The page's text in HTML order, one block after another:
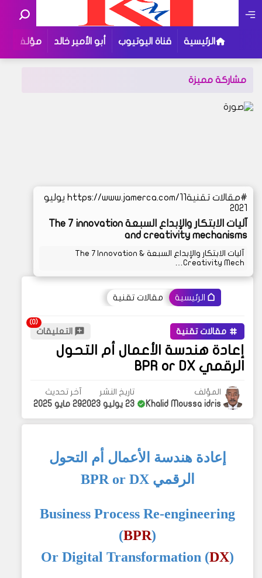
الرئيسية قناة اليوتيوب أبو الأمير خالد مؤلفاتي
مشاركة مميزة
مقالات تقنية
https://www.jamerca.com/11 يوليو
2021
آليات الابتكار والإبداع السبعة The 7 innovation
and creativity mechanisms
آليات الابتكار والإبداع السبعة The 7 Innovation &
Creativity Mech…
الرئيسية مقالات تقنية
مقالات تقنية التعليقات
إعادة هندسة الأعمال أم التحول
الرقمي BPR or DX
المؤلف
Khalid Moussa idris
تاريخ النشر
23 يوليو 2023
آخر تحديث
29 مايو 2025
إعادة هندسة الأعمال أم التحول
الرقمي BPR or DX
Business Process Re-engineering
(BPR)
Or Digital Transformation (DX)